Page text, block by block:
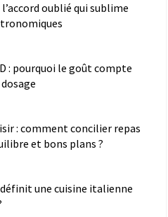
l’accord oublié qui sublime
: pourquoi le goût compte
: comment concilier repas
et bons plans ?
définit une cuisine italienne